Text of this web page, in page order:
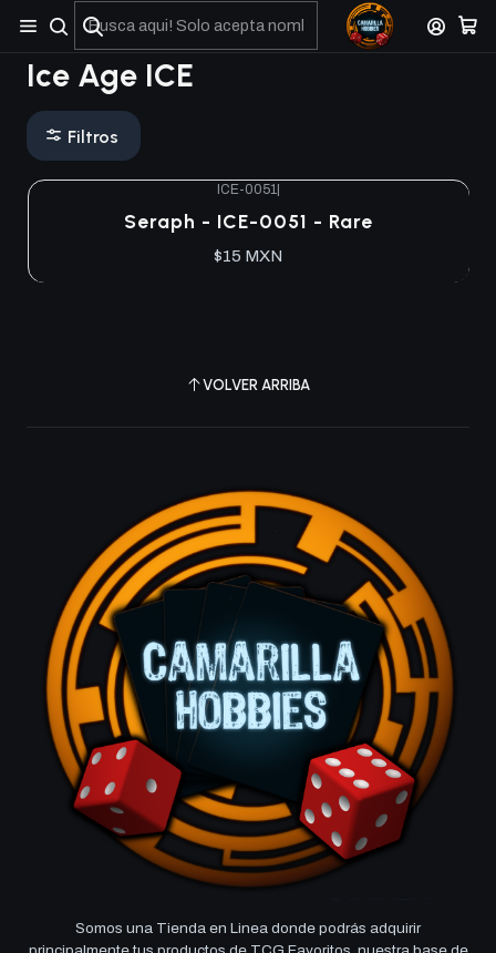
No olviden reportar sus depositos y transferencias por Whatsapp
Ice Age ICE
Filtros
ICE-0051|
Seraph - ICE-0051 - Rare
$15 MXN
VOLVER ARRIBA
Somos una Tienda en Linea donde podrás adquirir